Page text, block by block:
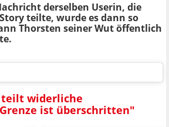
derselben Userin, die
teilte, wurde es dann so
Thorsten seiner Wut öffentlich
teilt widerliche
ist überschritten"